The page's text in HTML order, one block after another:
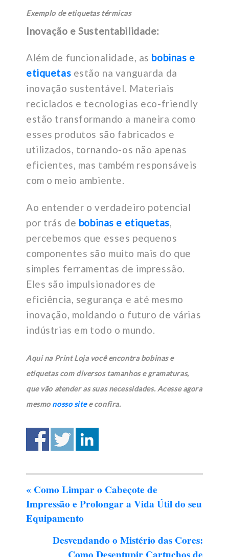
Exemplo de etiquetas térmicas
Inovação e Sustentabilidade:
Além de funcionalidade, as bobinas e
etiquetas estão na vanguarda da
inovação sustentável. Materiais
reciclados e tecnologias eco-friendly
estão transformando a maneira como
esses produtos são fabricados e
utilizados, tornando-os não apenas
eficientes, mas também responsáveis
com o meio ambiente.
Ao entender o verdadeiro potencial
por trás de bobinas e etiquetas,
percebemos que esses pequenos
componentes são muito mais do que
simples ferramentas de impressão.
Eles são impulsionadores de
eficiência, segurança e até mesmo
inovação, moldando o futuro de várias
indústrias em todo o mundo.
Aqui na Print Loja você encontra bobinas e
etiquetas com diversos tamanhos e gramaturas,
que vão atender as suas necessidades. Acesse agora
mesmo nosso sitee confira.
« Como Limpar o Cabeçote de
Impressão e Prolongar a Vida Útil do seu
Equipamento
Desvendando o Mistério das Cores: